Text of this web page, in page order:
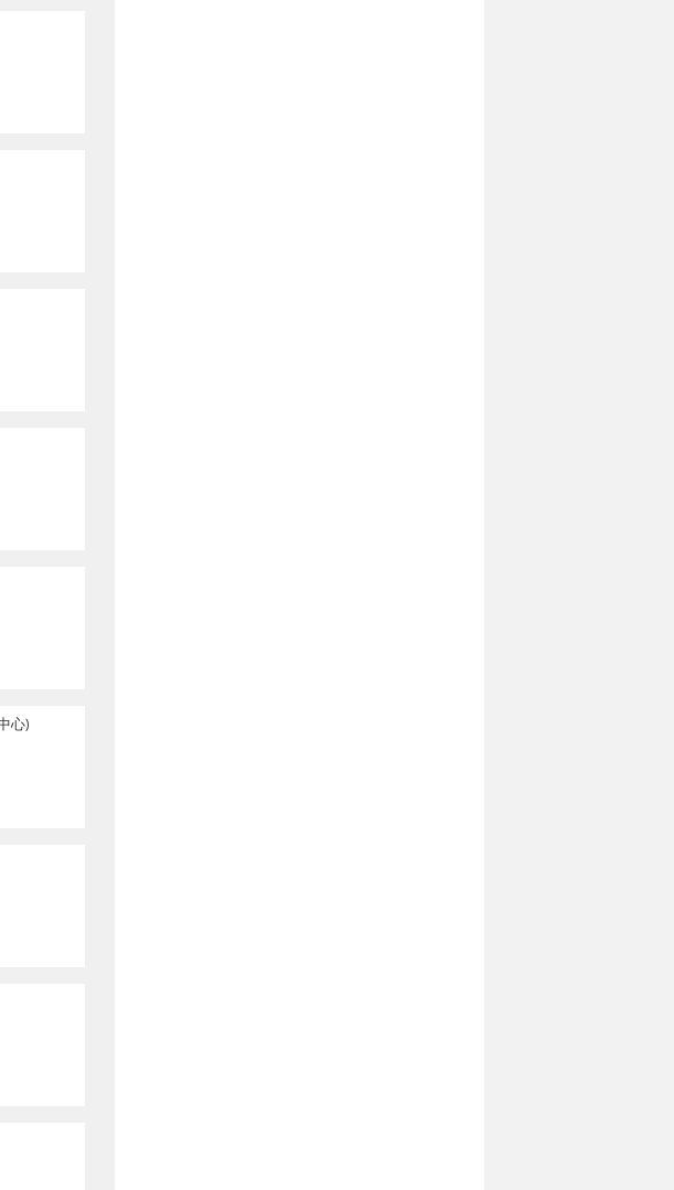
心)